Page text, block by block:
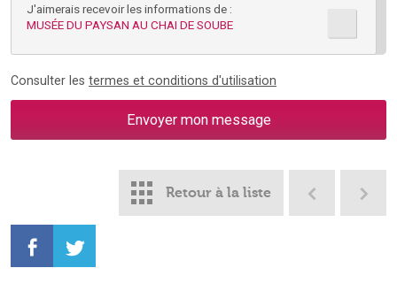
J'aimerais recevoir les informations de :
MUSÉE DU PAYSAN AU CHAI DE SOUBE
Consulter les termes et conditions d'utilisation
Retour à la liste